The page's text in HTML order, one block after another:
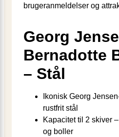
brugeranmeldelser og
Georg
Bernadotte
– Stål
Ikonisk Georg
rustfrit stål
Kapacitet til 2 skiver
og boller